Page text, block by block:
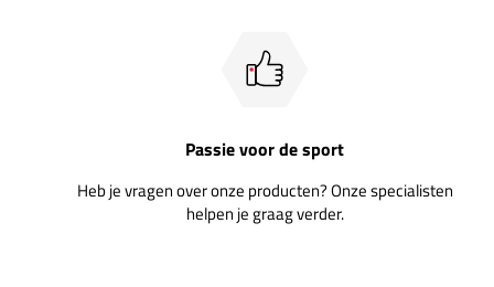
Passie voor de sport
Heb je vragen over onze producten? Onze specialisten
helpen je graag verder.